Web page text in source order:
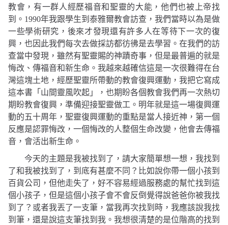
教會，有一群人經歷福音和聖靈的大能，他們也被上帝找
到。 1990年我跟學生到泰雅爾教會訪查，我們當時以為是做
一些學術研究，後來才發現還有許多人在等待下一次的復
興，也因此我們每次去做採訪都彷彿是去學習。在我們的訪
查當中發現，雖然有聖靈賜的神蹟奇事，但是最普遍的就是
悔改、傳福音和新生命。我越來越確信這是一次很難得在台
灣這塊土地，經歷聖靈所帶動的教會復興運動，我把它寫成
這本書「山間靈風吹起」，也期盼各個教會我們再一次熱切
期盼教會復興，準備迎接聖靈做工。明年就是這一場復興運
動的五十周年，聖靈復興運動的重點是當人接近神，第一個
反應是認罪悔改，一個悔改的人整個生命改變，他會去傳福
音，會活出新生命。
今天的主題是我被找到了，請大家簡單想一想，我找到
了和我被找到了，到底有甚麼不同？比如說你帶一個小孩到
百貨公司，但他走失了，好不容易經過服務處的幫忙找到這
個小孩子，但是這個小孩子會不會反倒覺得說爸爸你被我找
到了？或者我丟了一支筆，當我再次找到時，我應該說我找
到筆，還是說這支筆找到我。我想很清楚的是位階高的找到